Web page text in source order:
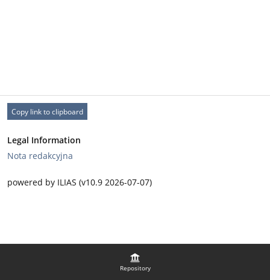
Repository
Copy link to clipboard
Legal Information
Nota redakcyjna
powered by ILIAS (v10.9 2026-07-07)